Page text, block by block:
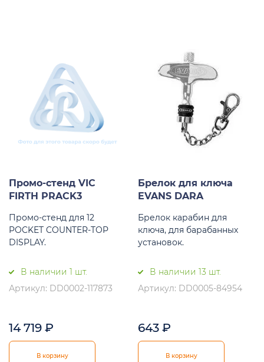
Промо-стенд VIC
FIRTH PRACK3
Промо-стенд для 12
POCKET COUNTER-TOP
DISPLAY.
В наличии 1 шт.
Артикул: DD0002-117873
14 719 ₽
В корзину
Брелок для ключа
EVANS DARA
Брелок карабин для
ключа, для барабанных
установок.
В наличии 13 шт.
Артикул: DD0005-84954
643 ₽
В корзину